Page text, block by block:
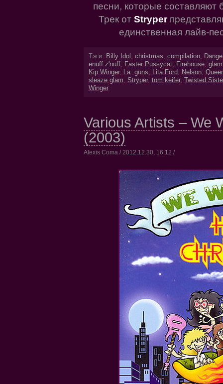
песни, которые составляют
Трек от Stryper
единственная лайв-
Тэги: Billy Idol , christmas, compilation,
enuff z'nuff, Faster Pussycat, Firehouse, glam
Kip Winger, l.a. guns, Lita Ford, Nelson,
sleaze glam, Stryper, tom keifer,
Twisted
Winger
Various Artists – We
(2003)
Alexis Coma / 2012.12.30, 16:12 /